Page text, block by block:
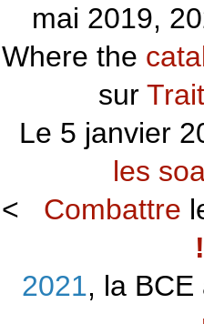
mai 2019,
Where the
sur
Le 5 janvier
les
< Combattre
!
2021, la